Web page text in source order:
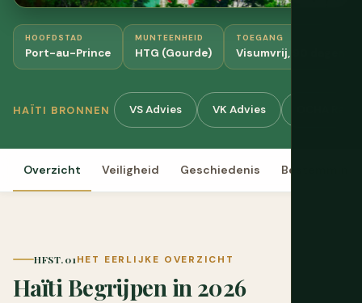
HOOFDSTAD
Port-au-Prince
MUNTEENHEID
HTG (Gourde)
TOEGANG
Visumvrij, 90 dagen
HAÏTI BRONNEN VS Advies VK Advies
Overzicht Veiligheid Geschiedenis
HFST. 01HET EERLIJKE OVERZICHT
Haïti Begrijpen in 2026